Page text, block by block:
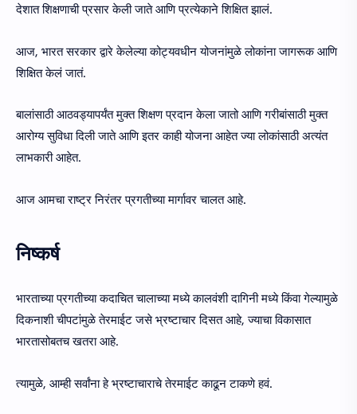
देशात शिक्षणाची प्रसार केली जाते आणि प्रत्येकाने शिक्षित झालं.
आज, भारत सरकार द्वारे केलेल्या कोट्यवधीन योजनांमुळे लोकांना जागरूक आणि
शिक्षित केलं जातं.
बालांसाठी आठवड्यापर्यंत मुक्त शिक्षण प्रदान केला जातो आणि गरीबांसाठी मुक्त
आरोग्य सुविधा दिली जाते आणि इतर काही योजना आहेत ज्या लोकांसाठी अत्यंत
लाभकारी आहेत.
आज आमचा राष्ट्र निरंतर प्रगतीच्या मार्गावर चालत आहे.
निष्कर्ष
भारताच्या प्रगतीच्या कदाचित चालाच्या मध्ये कालवंशी दागिनी मध्ये किंवा गेल्यामुळे
दिकनाशी चीपटांमुळे तेरमाईट जसे भ्रष्टाचार दिसत आहे, ज्याचा विकासात
भारतासोबतच खतरा आहे.
त्यामुळे, आम्ही सर्वांना हे भ्रष्टाचाराचे तेरमाईट काढून टाकणे हवं.